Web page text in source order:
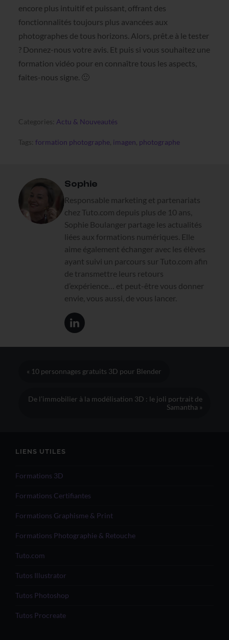
encore plus intuitif et puissant, offrant des
fonctionnalités toujours plus avancées aux
photographes de tous horizons. Alors, prêt.e à le tester
? Donnez-nous votre avis. Et puis si vous souhaitez une
formation vidéo pour en connaître tous les aspects,
faites-nous signe. 🙂
Categories: Actu & Nouveautés
Tags: formation photographe, imagen, photographe
Sophie
Responsable marketing et partenariats
chez Tuto.com depuis plus de 10 ans,
Sophie Boulanger partage les actualités
liées aux formations numériques. Elle
aime également échanger avec les élèves
ayant suivi un parcours sur Tuto.com afin
de transmettre leurs retours
d’expérience… et peut-être vous donner
envie, vous aussi, de vous lancer.
« 10 personnages gratuits 3D pour Blender
De l’immobilier à la modélisation 3D : le joli portrait de
Samantha »
LIENS UTILES
Formations 3D
Formations Certifiantes
Formations Graphisme & Print
Formations Photographie & Retouche
Tuto.com
Tutos Illustrator
Tutos Photoshop
Tutos Procreate